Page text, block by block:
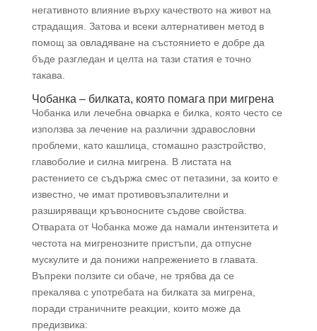
негативното влияние върху качеството на живот на
страдащия. Затова и всеки алтернативен метод в
помощ за овладяване на състоянието е добре да
бъде разгледан и целта на тази статия е точно
такава.
Чобанка – билката, която помага при мигрена
Чобанка или лечебна овчарка е билка, която често се
използва за лечение на различни здравословни
проблеми, като кашлица, стомашно разстройство,
главоболие и силна мигрена. В листата на
растението се съдържа смес от петазини, за които е
известно, че имат противовъзпалителни и
разширяващи кръвоносните съдове свойства.
Отварата от Чобанка може да намали интензитета и
честота на мигренозните пристъпи, да отпусне
мускулите и да понижи напрежението в главата.
Въпреки ползите си обаче, не трябва да се
прекалява с употребата на билката за мигрена,
поради страничните реакции, които може да
предизвика: